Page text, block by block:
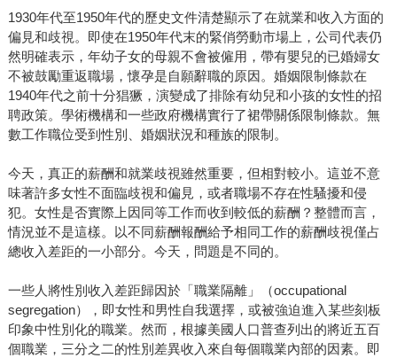
1930年代至1950年代的歷史文件清楚顯示了在就業和收入方面的
偏見和歧視。即使在1950年代末的緊俏勞動市場上，公司代表仍
然明確表示，年幼子女的母親不會被僱用，帶有嬰兒的已婚婦女
不被鼓勵重返職場，懷孕是自願辭職的原因。婚姻限制條款在
1940年代之前十分猖獗，演變成了排除有幼兒和小孩的女性的招
聘政策。學術機構和一些政府機構實行了裙帶關係限制條款。無
數工作職位受到性別、婚姻狀況和種族的限制。
今天，真正的薪酬和就業歧視雖然重要，但相對較小。這並不意
味著許多女性不面臨歧視和偏見，或者職場不存在性騷擾和侵
犯。女性是否實際上因同等工作而收到較低的薪酬？整體而言，
情況並不是這樣。以不同薪酬報酬給予相同工作的薪酬歧視僅占
總收入差距的一小部分。今天，問題是不同的。
一些人將性別收入差距歸因於「職業隔離」（occupational
segregation），即女性和男性自我選擇，或被強迫進入某些刻板
印象中性別化的職業。然而，根據美國人口普查列出的將近五百
個職業，三分之二的性別差異收入來自每個職業內部的因素。即